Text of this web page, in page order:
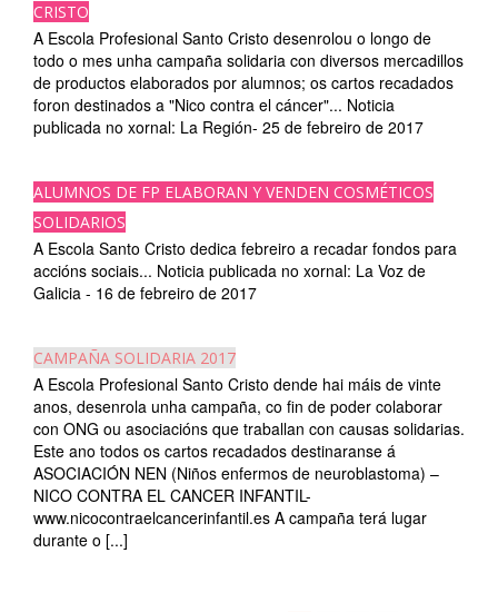
CRISTO
A Escola Profesional Santo Cristo desenrolou o longo de
todo o mes unha campaña solidaria con diversos mercadillos
de productos elaborados por alumnos; os cartos recadados
foron destinados a "Nico contra el cáncer"... Noticia
publicada no xornal: La Región- 25 de febreiro de 2017
ALUMNOS DE FP ELABORAN Y VENDEN COSMÉTICOS
SOLIDARIOS
A Escola Santo Cristo dedica febreiro a recadar fondos para
accións sociais... Noticia publicada no xornal: La Voz de
Galicia - 16 de febreiro de 2017
CAMPAÑA SOLIDARIA 2017
A Escola Profesional Santo Cristo dende hai máis de vinte
anos, desenrola unha campaña, co fin de poder colaborar
con ONG ou asociacións que traballan con causas solidarias.
Este ano todos os cartos recadados destinaranse á
ASOCIACIÓN NEN (Niños enfermos de neuroblastoma) –
NICO CONTRA EL CANCER INFANTIL-
www.nicocontraelcancerinfantil.es A campaña terá lugar
durante o [...]